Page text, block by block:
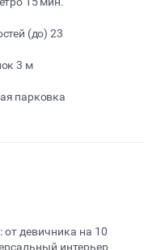
(до) 23
3 м
парковка
девичника на 10
интерьер